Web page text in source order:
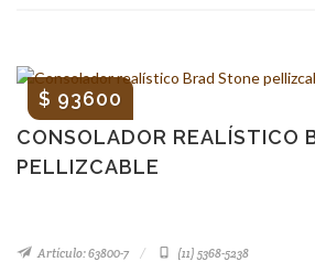
CONSOLADOR REALÍSTICO
PELLIZCABLE
$ 93600
Artículo: 63800-7 (11) 5368-5238